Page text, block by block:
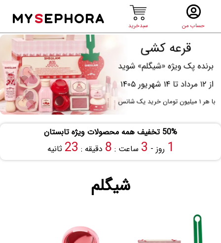
حساب من سبدخرید
MYSEPHORA
50% تخفیف همه محصولات ویژه تابستان
1 روز - 3 ساعت : 8 دقیقه : 22 ثانیه
شیگلم